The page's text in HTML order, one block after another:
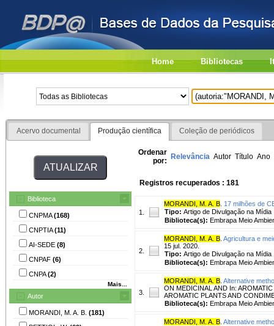
Home Bibliotecas
Acervo documental Produção científica Coleção de periódicos
Biblioteca
CNPMA(168)
CNPTIA(11)
AI-SEDE (8)
CNPAF (6)
CNPA(2)
Mais...
Autor
MORANDI, M. A. B. (181)
Ordenar
por: Relevância Autor Título Ano
Registros recuperados : 181
1.
MORANDI, M. A. B 17 milhões de
Tipo: Artigo de Divulgação na Mídia
Biblioteca(s): Embrapa Meio
2.
MORANDI, M. A. B Agricultura e
15 jul. 2020.
Tipo: Artigo de Divulgação na Mídia
Biblioteca(s): Embrapa Meio
3.
MORANDI, M. A. B Alternative
ON MEDICINAL AND In:
AROMATIC PLANTS AND
Biblioteca(s): Embrapa Meio
MORANDI, M. A. B Alternative